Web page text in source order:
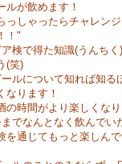
ルが飲めます！
っしゃったらチャレン
！"
検で得た知識(うんち
(笑)
ルについて知れば知る
なります！
の時間がより楽しくな
でなんとなく飲んでい
を通じてもっと楽しん